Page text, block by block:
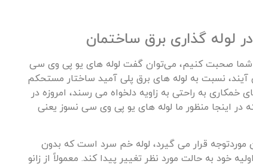
لوله گذاری برق ساختمان
شما صحبت کنیم، می‌توان گفت لوله های یو پی وی سی
نسبت به لوله های برق پلی آمید ساختار مستحکم
به راحتی به زاویه دلخواه می رسند، امروزه در
در اینجا منظور ما لوله های یو پی وی سی نسوز یعنی
موردتوجه قرار می‌ گیرد، لوله خم سرد است که بدون
خود به حالت مورد نظر تغییر پیدا کند. معمولاً از زانو